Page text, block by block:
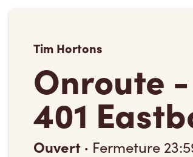
Tim Hortons
Onroute
401
Ouvert · Fermeture